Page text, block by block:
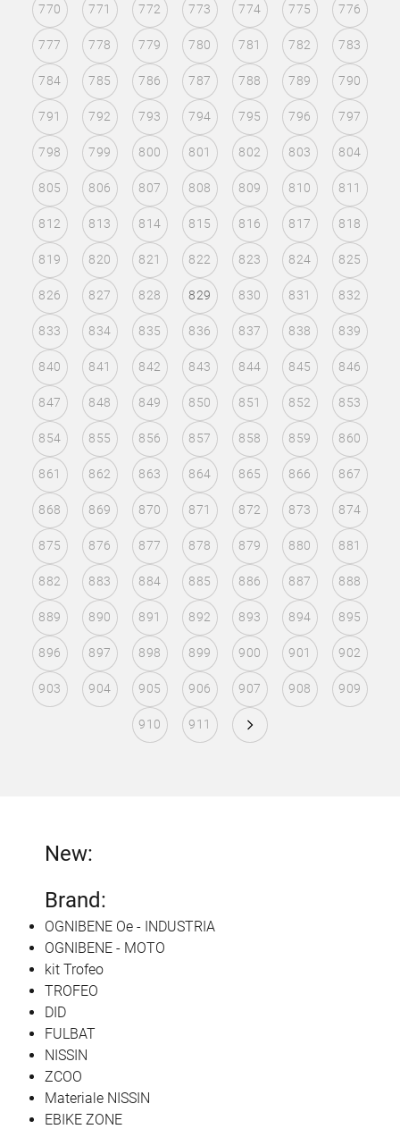
770 771 772 773 774 775 776
777 778 779 780 781 782 783
784 785 786 787 788 789 790
791 792 793 794 795 796 797
798 799 800 801 802 803 804
805 806 807 808 809 810 811
812 813 814 815 816 817 818
819 820 821 822 823 824 825
826 827 828 829 830 831 832
833 834 835 836 837 838 839
840 841 842 843 844 845 846
847 848 849 850 851 852 853
854 855 856 857 858 859 860
861 862 863 864 865 866 867
868 869 870 871 872 873 874
875 876 877 878 879 880 881
882 883 884 885 886 887 888
889 890 891 892 893 894 895
896 897 898 899 900 901 902
903 904 905 906 907 908 909
910 911
New:
Brand:
OGNIBENE Oe - INDUSTRIA
OGNIBENE - MOTO
kit Trofeo
TROFEO
DID
FULBAT
NISSIN
ZCOO
Materiale NISSIN
EBIKE ZONE